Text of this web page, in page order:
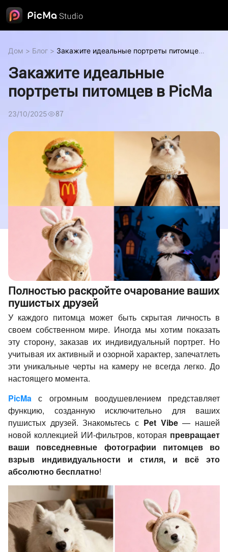
Дом > Блог > Закажите идеальные портреты питомцев
Закажите идеальные
портреты питомцев в PicMa
23/10/2025 87
Полностью раскройте очарование ваших
пушистых друзей
У каждого питомца может быть скрытая личность в
своем собственном мире. Иногда мы хотим показать
эту сторону, заказав их индивидуальный портрет. Но
учитывая их активный и озорной характер, запечатлеть
эти уникальные черты на камеру не всегда легко. До
настоящего момента.
PicMa с огромным воодушевлением представляет
функцию, созданную исключительно для ваших
пушистых друзей. Знакомьтесь с Pet Vibe— нашей
новой коллекцией ИИ-фильтров, которая превращает
ваши повседневные фотографии питомцев во
взрыв индивидуальности и стиля, и всё это
абсолютно бесплатно!